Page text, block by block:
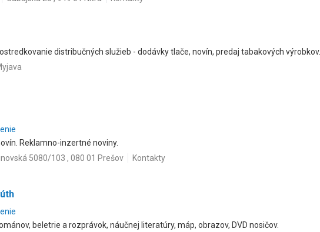
distribučných služieb - dodávky tlače, novín, predaj tabakových výrobkov.
Reklamno-inzertné noviny.
5080/103 , 080 01 Prešov Kontakty
beletrie a rozprávok, náučnej literatúry, máp, obrazov, DVD nosičov.